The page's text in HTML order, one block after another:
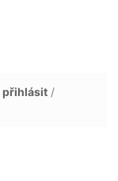
přihlásit /